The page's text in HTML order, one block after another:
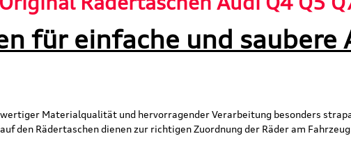
für einfache und
Materialqualität und hervorragender Verarbeitung besonders
den Rädertaschen dienen zur richtigen Zuordnung der Räder am